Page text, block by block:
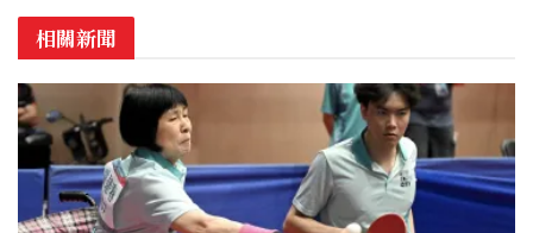
相關新聞